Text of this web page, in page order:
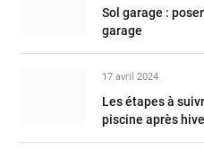
Sol garage :
garage
17 avril 2024
Les étapes à
piscine après